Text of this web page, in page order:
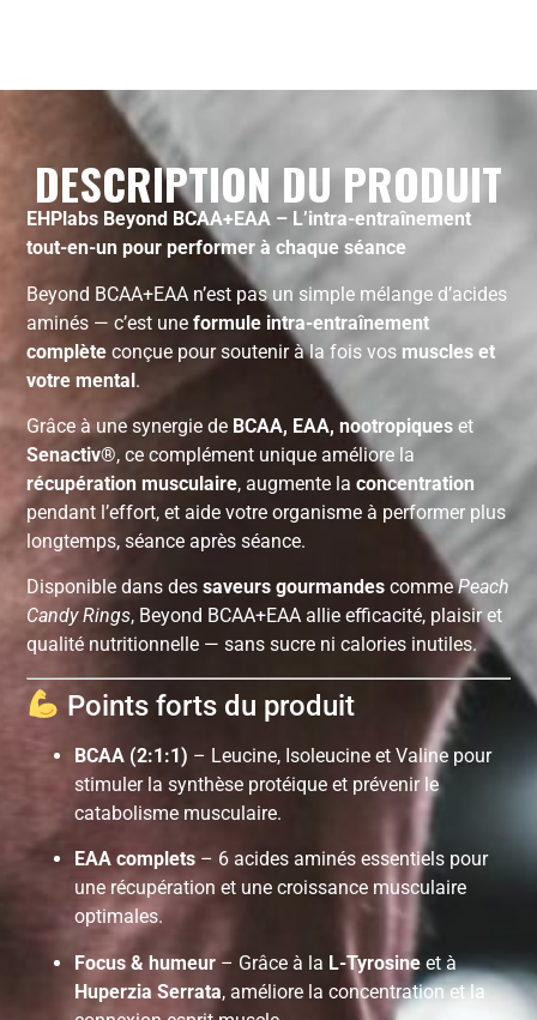
DESCRIPTION DU PRODUIT
EHPlabs Beyond BCAA+EAA – L’intra-entraînement
tout-en-un pour performer à chaque séance
Beyond BCAA+EAA n’est pas un simple mélange d’acides
aminés — c’est uneformule intra-entraînement
complète conçue pour soutenir à la fois vos muscles et
votre mental.
Grâce à une synergie de BCAA, EAA, nootropiques et
Senactiv®, ce complément unique améliore la
récupération musculaire, augmente laconcentration
pendant l’effort, et aide votre organisme à performer plus
longtemps, séance après séance.
Disponible dans dessaveurs gourmandes commePeach
Candy Rings, Beyond BCAA+EAA allie efficacité, plaisir et
qualité nutritionnelle — sans sucre ni calories inutiles.
Points forts du produit
BCAA (2:1:1) – Leucine, Isoleucine et Valine pour
stimuler la synthèse protéique et prévenir le
catabolisme musculaire.
EAA complets – 6 acides aminés essentiels pour
une récupération et une croissance musculaire
optimales.
Focus & humeur – Grâce à la L-Tyrosine et à
Huperzia Serrata, améliore la concentration et la